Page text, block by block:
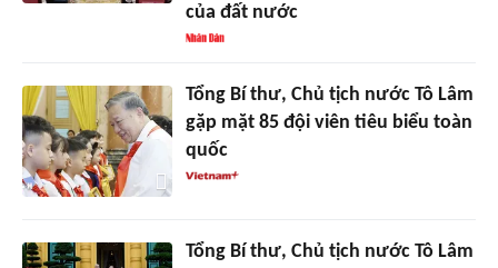
của đất nước
Tổng Bí thư, Chủ tịch nước Tô Lâm
gặp mặt 85 đội viên tiêu biểu toàn
quốc
Tổng Bí thư, Chủ tịch nước Tô Lâm